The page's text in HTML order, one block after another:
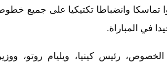
تماسكا وانضباطا تكتيكيا على جميع
في المباراة.
رئيس كينيا، ويليام روتو، ووزير